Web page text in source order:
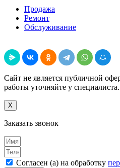
Продажа
Ремонт
Обслуживание
Сайт не является публичной
работы уточняйте у
X
Заказать звонок
Согласен (а) на обработку